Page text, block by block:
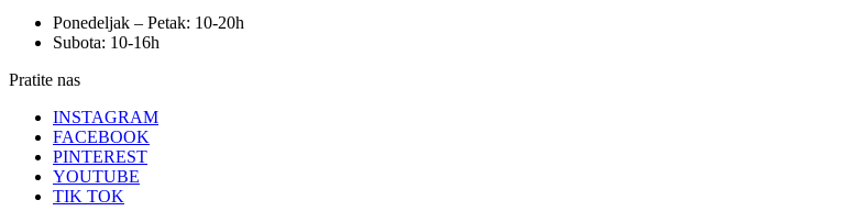
Ponedeljak – Petak: 10-20h
Subota: 10-16h
Pratite nas
INSTAGRAM
FACEBOOK
PINTEREST
YOUTUBE
TIK TOK